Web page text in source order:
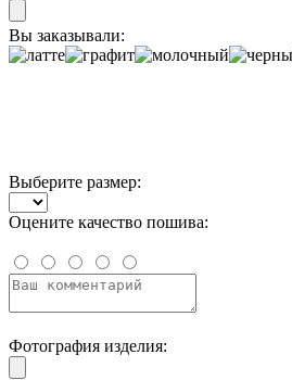
Вы заказывали:
Выберите размер:
Оцените качество пошива:
Фотография изделия: